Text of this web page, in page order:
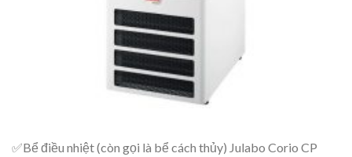
✅Bể điều nhiệt (còn gọi là bể cách thủy) Julabo Corio CP